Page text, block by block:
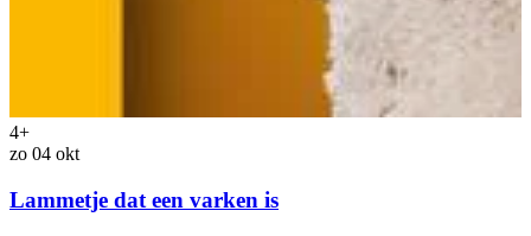
4+
zo 04 okt
Lammetje dat een varken is